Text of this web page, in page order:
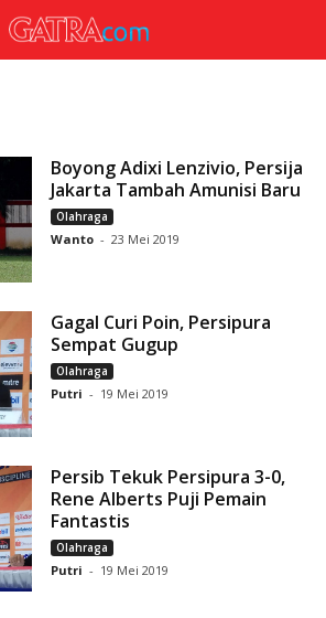
Boyong Adixi Lenzivio, Persija
Jakarta Tambah Amunisi Baru
Olahraga
Wanto - 23 Mei 2019
Gagal Curi Poin, Persipura
Sempat Gugup
Olahraga
Putri - 19 Mei 2019
Persib Tekuk Persipura 3-0,
Rene Alberts Puji Pemain
Fantastis
Olahraga
Putri - 19 Mei 2019